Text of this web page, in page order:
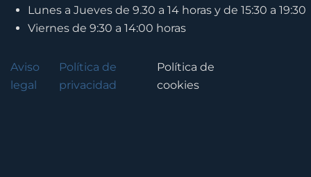
Lunes a Jueves de 9.30 a 14 horas y de 15:30 a 19:30
Viernes de 9:30 a 14:00 horas
Aviso
legal
Política de
privacidad
Política de
cookies